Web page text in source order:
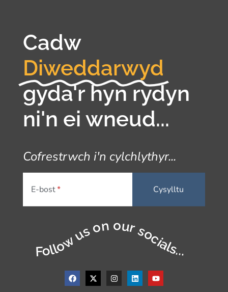
Cadw
Diweddarwyd
gyda'r hyn rydyn
ni'n ei wneud...
Cofrestrwch i'n cylchlythyr...
E-bost
Follow us on our socials...